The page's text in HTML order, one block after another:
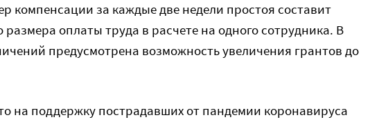
компенсации за каждые две недели простоя составит
оплаты труда в расчете на одного сотрудника. В
предусмотрена возможность увеличения грантов до
на поддержку пострадавших от пандемии коронавируса